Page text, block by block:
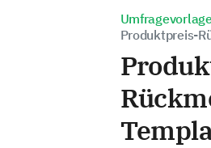
Produktpreis-